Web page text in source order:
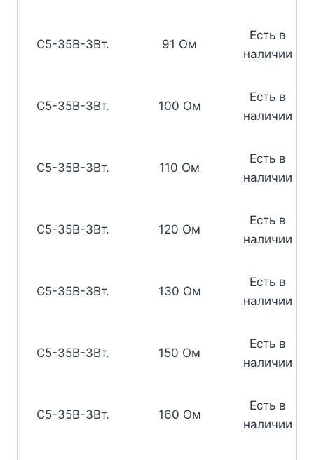
С5-35В-3Вт. 91 Ом
Есть в
наличии
С5-35В-3Вт. 100 Ом
Есть в
наличии
С5-35В-3Вт. 110 Ом
Есть в
наличии
С5-35В-3Вт. 120 Ом
Есть в
наличии
С5-35В-3Вт. 130 Ом
Есть в
наличии
С5-35В-3Вт. 150 Ом
Есть в
наличии
С5-35В-3Вт. 160 Ом
Есть в
наличии